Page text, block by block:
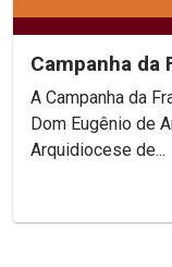
Campanha da
A Campanha da
Dom Eugênio de
Arquidiocese de...